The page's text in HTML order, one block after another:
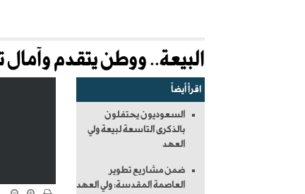
البيعة.. ووطن يتقدم
اقرأ أيضاً
السعوديون يحتفلون
بالذكرى التاسعة لبيعة ولي
العهد
ضمن مشاريع تطوير
العاصمة المقدسة: ولي العهد